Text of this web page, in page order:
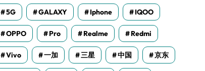
5G GALAXY Iphone IQOO
OPPO Pro Realme Redmi
Vivo 一加 三星 中国 京东